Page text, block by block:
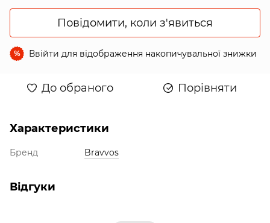
Повідомити, коли з'явиться
% Ввійти для відображення накопичувальної знижки
До обраного Порівняти
Характеристики
Бренд Bravvos
Відгуки